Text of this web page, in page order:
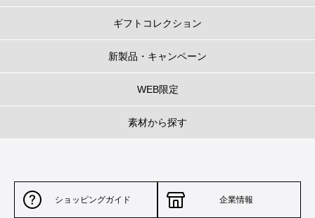
ギフトコレクション
新製品・キャンペーン
WEB限定
素材から探す
ショッピングガイド 企業情報